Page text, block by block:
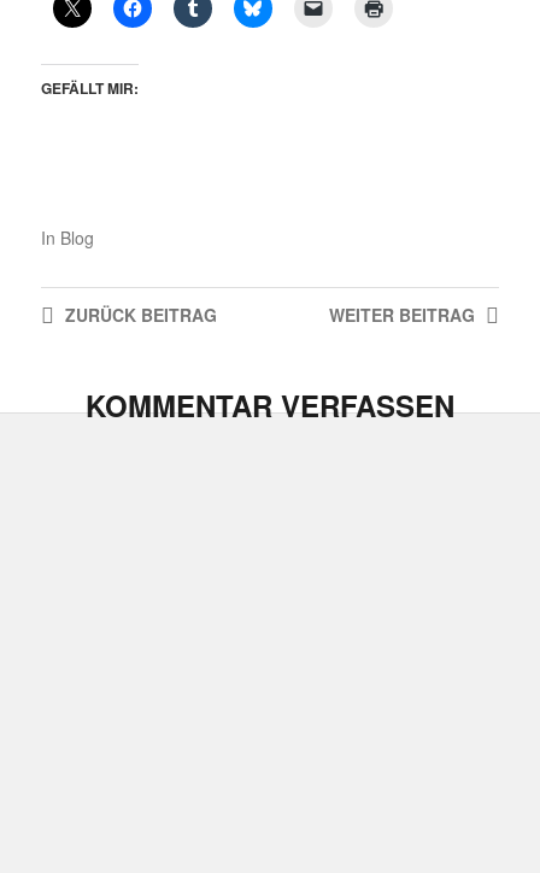
GEFÄLLT MIR:
In Blog
WEITER BEITRAG
ZURÜCKBEITRAG
KOMMENTAR VERFASSEN